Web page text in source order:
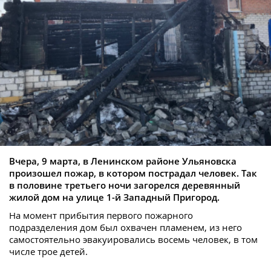
Вчера, 9 марта, в Ленинском районе Ульяновска
произошел пожар, в котором пострадал человек. Так
в половине третьего ночи загорелся деревянный
жилой дом на улице 1-й Западный Пригород.
На момент прибытия первого пожарного
подразделения дом был охвачен пламенем, из него
самостоятельно эвакуировались восемь человек, в том
числе трое детей.